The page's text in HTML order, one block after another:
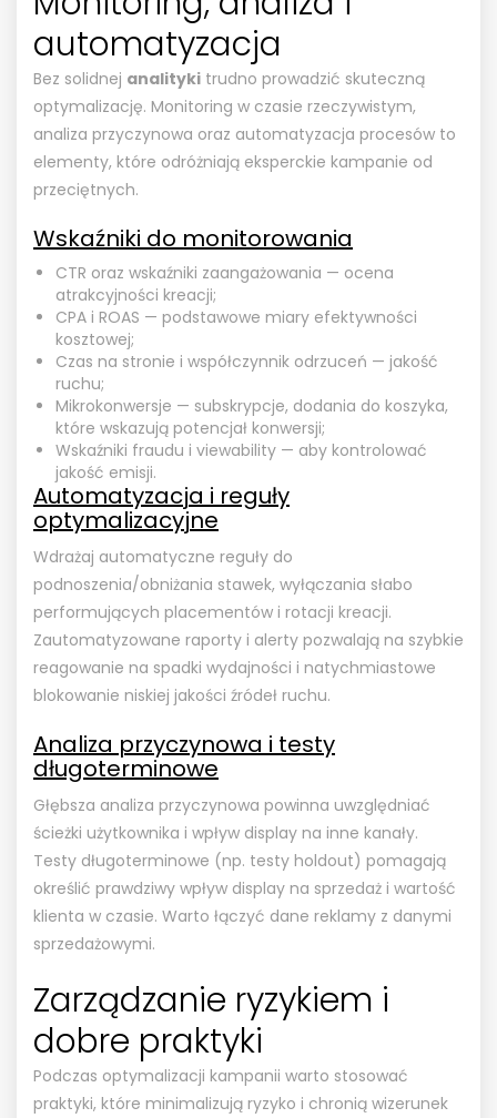
automatyzacja
Bez solidnej analityki trudno prowadzić skuteczną
optymalizację. Monitoring w czasie rzeczywistym,
analiza przyczynowa oraz automatyzacja procesów to
elementy, które odróżniają eksperckie kampanie od
przeciętnych.
Wskaźniki do monitorowania
CTR oraz wskaźniki zaangażowania — ocena
atrakcyjności kreacji;
CPA i ROAS — podstawowe miary efektywności
kosztowej;
Czas na stronie i współczynnik odrzuceń — jakość
ruchu;
Mikrokonwersje — subskrypcje, dodania do koszyka,
które wskazują potencjał konwersji;
Wskaźniki fraudu i viewability — aby kontrolować
jakość emisji.
Automatyzacja i reguły
optymalizacyjne
Wdrażaj automatyczne reguły do
podnoszenia/obniżania stawek, wyłączania słabo
performujących placementów i rotacji kreacji.
Zautomatyzowane raporty i alerty pozwalają na szybkie
reagowanie na spadki wydajności i natychmiastowe
blokowanie niskiej jakości źródeł ruchu.
Analiza przyczynowa i testy
długoterminowe
Głębsza analiza przyczynowa powinna uwzględniać
ścieżki użytkownika i wpływ display na inne kanały.
Testy długoterminowe (np. testy holdout) pomagają
określić prawdziwy wpływ display na sprzedaż i wartość
klienta w czasie. Warto łączyć dane reklamy z danymi
sprzedażowymi.
Zarządzanie ryzykiem i
dobre praktyki
Podczas optymalizacji kampanii warto stosować
praktyki, które minimalizują ryzyko i chronią wizerunek